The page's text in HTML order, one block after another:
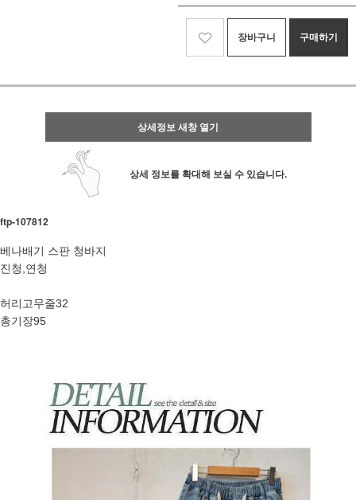
장바구니 구매하기
상세정보 새창 열기
상세 정보를 확대해 보실 수 있습니다.
ftp- 107812
베나배기 스판 청바지
진청,연청
허리고무줄32
총기장95